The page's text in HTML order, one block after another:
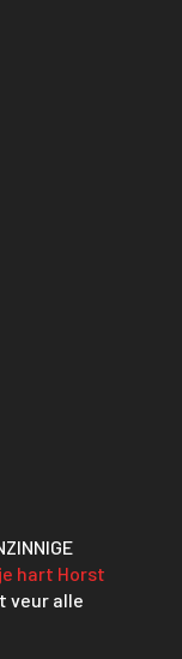
hart Horst
veur alle